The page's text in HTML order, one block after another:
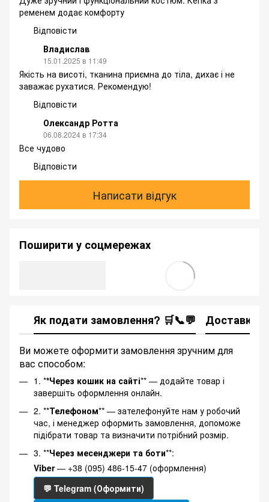
ременем додає комфорту
Відповісти
Владислав
15.01.2025 в 11:49
Якість на висоті, тканина приємна до тіла, дихає і не
заважає рухатися. Рекомендую!
Відповісти
Олександр Ротта
06.08.2024 в 17:34
Все чудово
Відповісти
Написати відгук
Поширити у соцмережах
Як подати замовлення? 🛒📞💬 Доставка
Ви можете оформити замовлення зручним для
вас способом:
1. **Через кошик на сайті** — додайте товар і
завершіть оформлення онлайн.
2. **Телефоном** — зателефонуйте нам у робочий
час, і менеджер оформить замовлення, допоможе
підібрати товар та визначити потрібний розмір.
3. **Через месенджери та боти**:
Viber— +38 (095) 486-15-47 (оформлення)
💬 Telegram (Оформити)